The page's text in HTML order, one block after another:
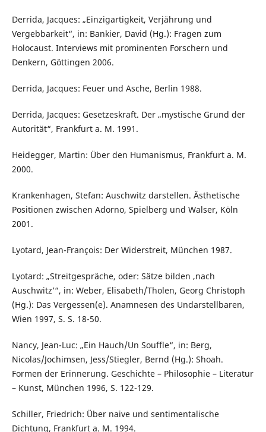
Derrida, Jacques: „Einzigartigkeit, Verjährung und
Vergebbarkeit“, in: Bankier, David (Hg.): Fragen zum
Holocaust. Interviews mit prominenten Forschern und
Denkern, Göttingen 2006.
Derrida, Jacques: Feuer und Asche, Berlin 1988.
Derrida, Jacques: Gesetzeskraft. Der „mystische Grund der
Autorität“, Frankfurt a. M. 1991.
Heidegger, Martin: Über den Humanismus, Frankfurt a. M.
2000.
Krankenhagen, Stefan: Auschwitz darstellen. Ästhetische
Positionen zwischen Adorno, Spielberg und Walser, Köln
2001.
Lyotard, Jean-François: Der Widerstreit, München 1987.
Lyotard: „Streitgespräche, oder: Sätze bilden ‚nach
Auschwitz’“, in: Weber, Elisabeth/Tholen, Georg Christoph
(Hg.): Das Vergessen(e). Anamnesen des Undarstellbaren,
Wien 1997, S. S. 18-50.
Nancy, Jean-Luc: „Ein Hauch/Un Souffle“, in: Berg,
Nicolas/Jochimsen, Jess/Stiegler, Bernd (Hg.): Shoah.
Formen der Erinnerung. Geschichte – Philosophie – Literatur
– Kunst, München 1996, S. 122-129.
Schiller, Friedrich: Über naive und sentimentalische
Dichtung, Frankfurt a. M. 1994.